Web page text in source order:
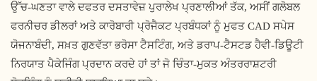
ਉੱਚ-ਘਣਤਾ ਵਾਲੇ ਦਫਤਰ ਦਸਤਾਵੇਜ਼ ਪੁਰਾਲੇਖ ਪ੍ਰਣਾਲੀਆਂ ਤੱਕ, ਅਸੀਂ ਗਲੋਬਲ
ਫਰਨੀਚਰ ਡੀਲਰਾਂ ਅਤੇ ਕਾਰੋਬਾਰੀ ਪ੍ਰੋਜੈਕਟ ਪ੍ਰਬੰਧਕਾਂ ਨੂੰ ਮੁਫਤ CAD ਸਪੇਸ
ਯੋਜਨਾਬੰਦੀ, ਸਖ਼ਤ ਗੁਣਵੱਤਾ ਭਰੋਸਾ ਟੈਸਟਿੰਗ, ਅਤੇ ਡਰਾਪ-ਟੈਸਟਡ ਹੈਵੀ-ਡਿਊਟੀ
ਨਿਰਯਾਤ ਪੈਕੇਜਿੰਗ ਪ੍ਰਦਾਨ ਕਰਦੇ ਹਾਂ ਤਾਂ ਜੋ ਚਿੰਤਾ-ਮੁਕਤ ਅੰਤਰਰਾਸ਼ਟਰੀ